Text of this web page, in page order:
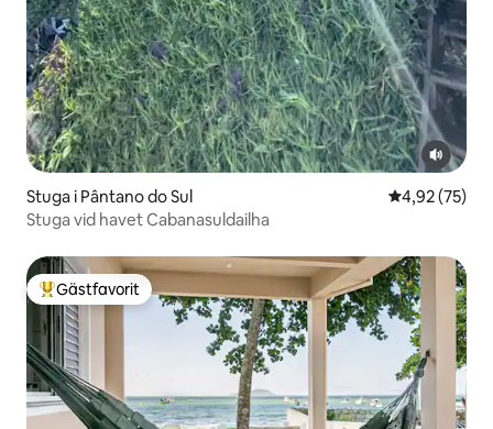
Stuga i Pântano do Sul 4,92 av 5 i
4,92 (75)
Stuga vid havet Cabanasuldailha
Populär gästfavorit
Gästfavorit